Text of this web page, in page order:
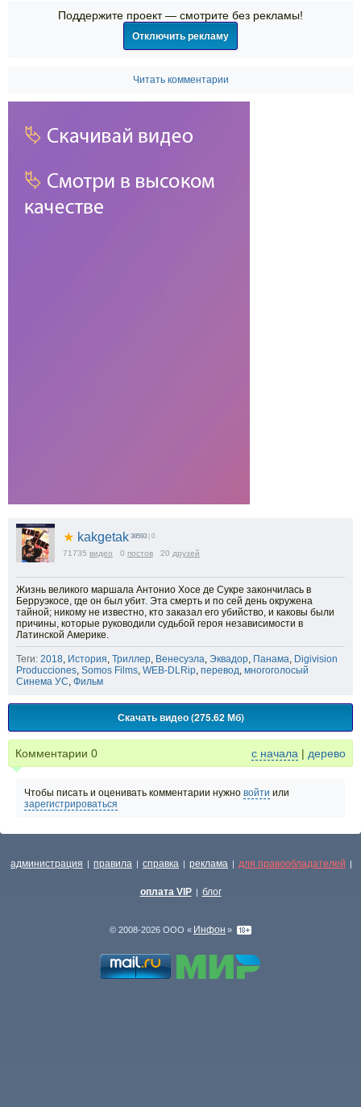
Поддержите проект — смотрите без рекламы!
Отключить рекламу
Читать комментарии
★ kakgetak 38593 | 0
71735 видео 0 постов 20 друзей
Жизнь великого маршала Антонио Хосе де Сукре закончилась в
Берруэкосе, где он был убит. Эта смерть и по сей день окружена
тайной; никому не известно, кто заказал его убийство, и каковы были
причины, которые руководили судьбой героя независимости в
Латинской Америке.
Теги: 2018 История Триллер Венесуэла Эквадор Панама Digivision
Producciones Somos Films WEB-DLRip перевод многоголосый
Синема УС Фильм
Скачать видео (275.62 Мб)
Комментарии 0 с начала | дерево
Чтобы писать и оценивать комментарии нужно войти или
зарегистрироваться
администрация | правила | справка | реклама | для правообладателей |
оплата VIP | блог
© 2008-2026 ООО « Инфон »